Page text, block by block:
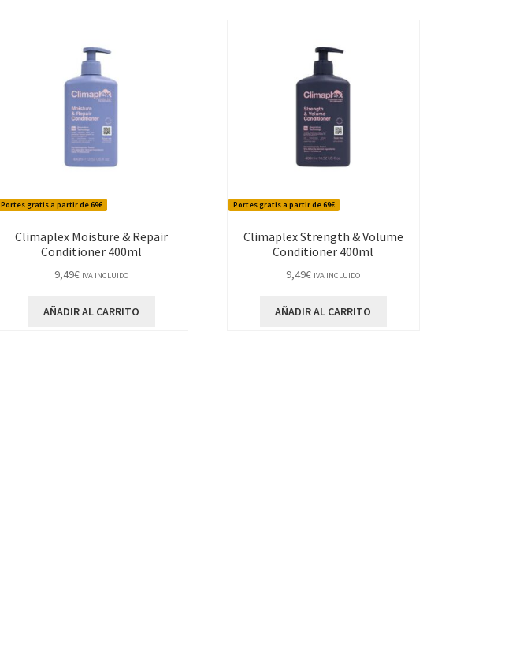
Portes gratis a partir de 69€
Climaplex Moisture & Repair
Conditioner 400ml
9,49€ IVA INCLUIDO
AÑADIR AL CARRITO
Portes gratis a partir de 69€
Climaplex Strength & Volume
Conditioner 400ml
9,49€ IVA INCLUIDO
AÑADIR AL CARRITO